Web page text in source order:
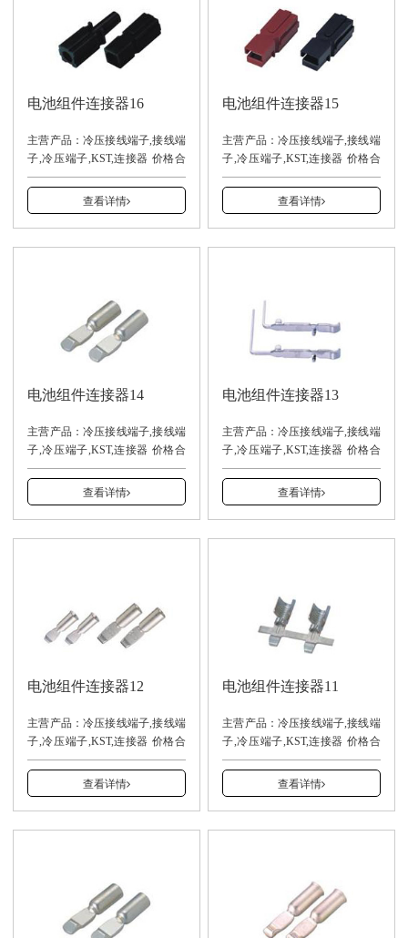
电池组件连接器16
主营产品：冷压接线端子,接线端
子,冷压端子,KST,连接器 价格合
理，交货及时。
13940001937（安先生）
查看详情
电池组件连接器15
主营产品：冷压接线端子,接线端
子,冷压端子,KST,连接器 价格合
理，交货及时。
13940001937（安先生）
查看详情
电池组件连接器14
主营产品：冷压接线端子,接线端
子,冷压端子,KST,连接器 价格合
理，交货及时。
13940001937（安先生）
查看详情
电池组件连接器13
主营产品：冷压接线端子,接线端
子,冷压端子,KST,连接器 价格合
理，交货及时。
13940001937（安先生）
查看详情
电池组件连接器12
主营产品：冷压接线端子,接线端
子,冷压端子,KST,连接器 价格合
理，交货及时。
13940001937（安先生）
查看详情
电池组件连接器11
主营产品：冷压接线端子,接线端
子,冷压端子,KST,连接器 价格合
理，交货及时。
13940001937（安先生）
查看详情